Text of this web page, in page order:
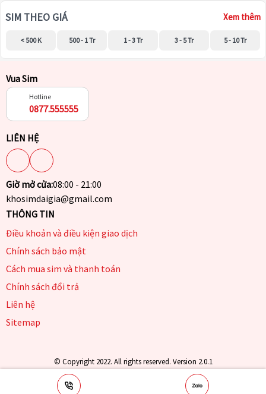
SIM THEO GIÁ Xem thêm
< 500 K 500 - 1 Tr 1 - 3 Tr 3 - 5 Tr 5 - 10 Tr
Vua Sim
Hotline
0877.555555
LIÊN HỆ
Giờ mở cửa:08:00 - 21:00
khosimdaigia@gmail.com
THÔNG TIN
Điều khoản và điều kiện giao dịch
Chính sách bảo mật
Cách mua sim và thanh toán
Chính sách đổi trả
Liên hệ
Sitemap
© Copyright 2022. All rights reserved. Version 2.0.1